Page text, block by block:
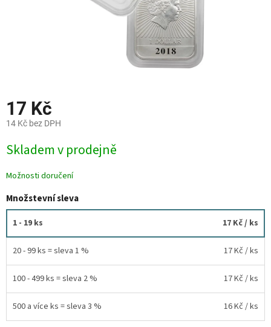
17 Kč
14 Kč bez DPH
cena:
Skladem v prodejně
Možnosti doručení
Množstevní sleva
1 - 19 ks 17 Kč/ ks
20 - 99 ks = sleva 1 % 17 Kč / ks
100 - 499 ks = sleva 2 % 17 Kč / ks
500 a více ks = sleva 3 % 16 Kč / ks